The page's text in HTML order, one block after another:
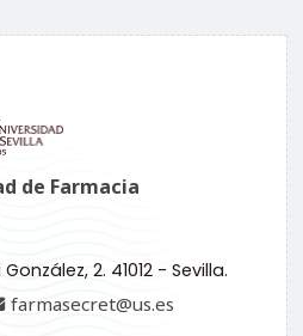
de Farmacia
2. 41012 - Sevilla.
farmasecret@us.es